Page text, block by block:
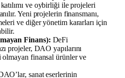
ve oybirliği ile projeleri
Yeni projelerin finansmanı,
ve diğer yönetim kararları için
Finans): DeFi
projeler, DAO yapılarını
finansal ürünler ve
sanat eserlerinin